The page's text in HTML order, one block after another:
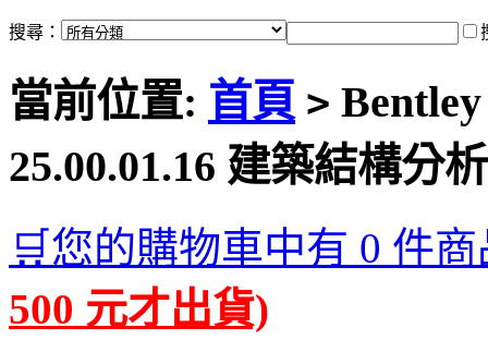
搜尋：
當前位置: 首頁 >
25.00.01.16 建築結構分
🛒您的購物車中有 0 件
500 元才出貨)